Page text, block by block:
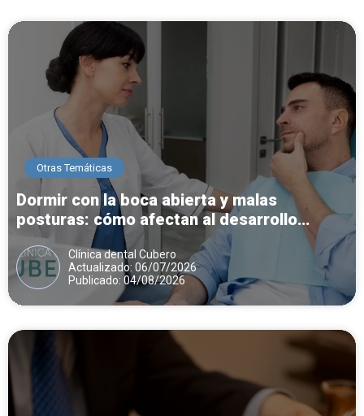
Otras Temáticas
Dormir con la boca abierta y malas
posturas: cómo afectan al desarrollo
dental y mandibular
Clínica dental Cubero
Actualizado: 06/07/2026
Publicado: 04/08/2026